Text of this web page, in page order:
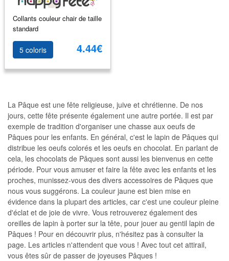
Collants couleur chair de taille
standard
5 coloris 4.44€
La Pâque est une fête religieuse, juive et chrétienne. De nos
jours, cette fête présente également une autre portée. Il est par
exemple de tradition d'organiser une chasse aux oeufs de
Pâques pour les enfants. En général, c'est le lapin de Pâques qui
distribue les oeufs colorés et les oeufs en chocolat. En parlant de
cela, les chocolats de Pâques sont aussi les bienvenus en cette
période. Pour vous amuser et faire la fête avec les enfants et les
proches, munissez-vous des divers accessoires de Pâques que
nous vous suggérons. La couleur jaune est bien mise en
évidence dans la plupart des articles, car c'est une couleur pleine
d'éclat et de joie de vivre. Vous retrouverez également des
oreilles de lapin à porter sur la tête, pour jouer au gentil lapin de
Pâques ! Pour en découvrir plus, n'hésitez pas à consulter la
page. Les articles n'attendent que vous ! Avec tout cet attirail,
vous êtes sûr de passer de joyeuses Pâques !